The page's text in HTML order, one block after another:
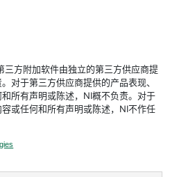
三方附加软件由独立的第三方供应商提
对于第三方供应商提供的产品表现、
所有声明或陈述，NI概不负责。对于
或任何和所有声明或陈述，NI不作任